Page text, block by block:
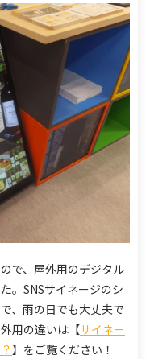
で、屋外用のデジタル
。 SNSサイネージのシ
、雨の日でも大丈夫で
用の違いは 【サイネー
】をご覧ください！